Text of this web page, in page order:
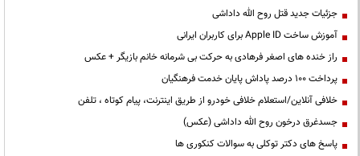
جزئیات جدید قتل روح الله داداشی
آموزش ساخت Apple ID برای کاربران ایرانی
راز خنده های اصغر فرهادی به حرکت بی شرمانه خانم بازیگر + عکس
پرداخت ۱۰۰ درصد پاداش پایان خدمت فرهنگیان
خلافی آنلاین/استعلام خلافی خودرو از طریق اینترنت، پیام کوتاه ، تلفن
جسدغرق درخون روح الله داداشی (عکس)
پاسخ های دکتر توکلی به سوالات کنکوری ها